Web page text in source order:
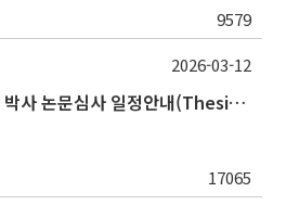
9579
2026학년도 1학기 석 · 박사 논문심사 일정안내(Thesis Defense Schedules)
17065
2026-03-12